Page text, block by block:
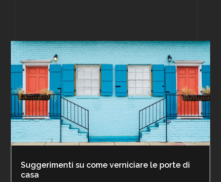
Suggerimenti su come verniciare le porte di
casa